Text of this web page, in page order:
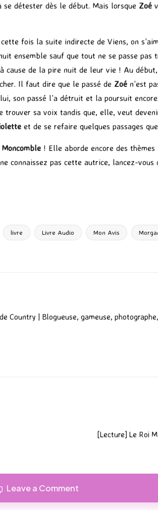
détester dès le début. Mais lorsque Zoé
fois la suite indirecte de Viens, on
ensemble sauf que tout ne se passe pas
de la pire nuit de leur vie ! Au
Il faut dire que le passé de Zoé n’est
son passé l’a détruit et la poursuit encore.
sa voix tandis que, elle, veut
et de se refaire quelques passages
! Elle aborde encore des
pas cette autrice, lancez-vous
livre Livre Audio Mon Avis
Country | Blogueuse, gameuse,
[Lecture] Le Roi
Leave a Comment